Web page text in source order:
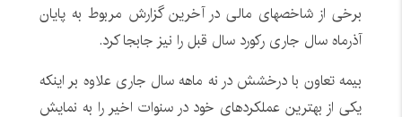
برخی از شاخصهای مالی در آخرین گزارش مربوط به پایان
آذرماه سال جاری رکورد سال قبل را نیز جابجا کرد.
بیمه تعاون با درخشش در نه ماهه سال جاری علاوه بر اینکه
یکی از بهترین عملکردهای خود در سنوات اخیر را به نمایش